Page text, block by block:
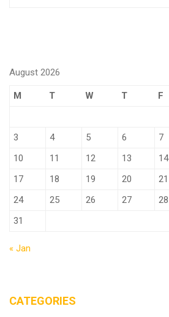
August 2026
M T W T F
3
4 5 6 7
10
11 12 13 14
17
18 19 20 21
24
25 26 27 28
31
« Jan
CATEGORIES